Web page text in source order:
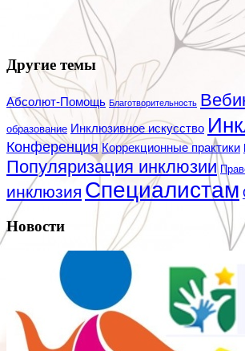
Другие темы
Абсолют-Помощь Благотворительность
образование Инклюзивное искусство
Конференция Коррекционные практики
Популяризация инклюзии
инклюзия Специалистам
Новости